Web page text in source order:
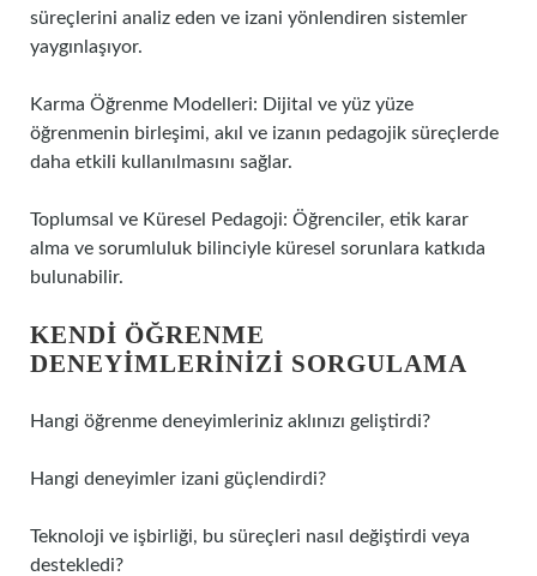
süreçlerini analiz eden ve izani yönlendiren sistemler
yaygınlaşıyor.
Karma Öğrenme Modelleri: Dijital ve yüz yüze
öğrenmenin birleşimi, akıl ve izanın pedagojik süreçlerde
daha etkili kullanılmasını sağlar.
Toplumsal ve Küresel Pedagoji: Öğrenciler, etik karar
alma ve sorumluluk bilinciyle küresel sorunlara katkıda
bulunabilir.
KENDI ÖĞRENME
DENEYIMLERINIZI SORGULAMA
Hangi öğrenme deneyimleriniz aklınızı geliştirdi?
Hangi deneyimler izani güçlendirdi?
Teknoloji ve işbirliği, bu süreçleri nasıl değiştirdi veya
destekledi?